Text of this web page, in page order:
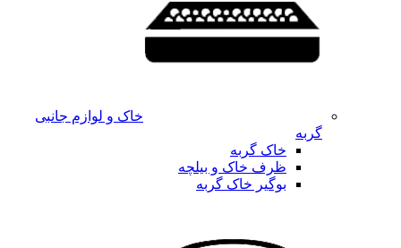
خاک و لوازم جانبی
گربه
خاک گربه
ظرف خاک و بیلچه
بوگیر خاک گربه